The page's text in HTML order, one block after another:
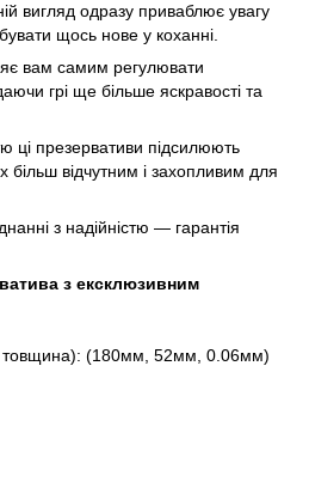
вигляд одразу приваблює увагу
щось нове у коханні.
вам самим регулювати
грі ще більше яскравості та
ці презервативи підсилюють
більш відчутним і захопливим для
з надійністю — гарантія
з ексклюзивним
товщина): (180мм, 52мм, 0.06мм)